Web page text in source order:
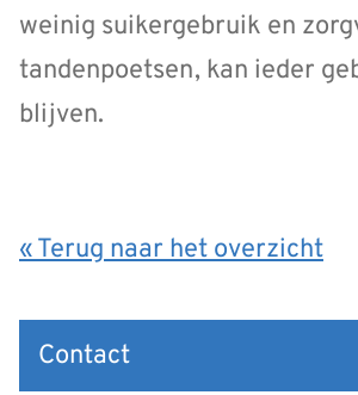
weinig suikergebruik en
tandenpoetsen, kan ieder
blijven.
« Terug naar het overzicht
naar
Contact